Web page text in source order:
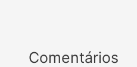
Comentários